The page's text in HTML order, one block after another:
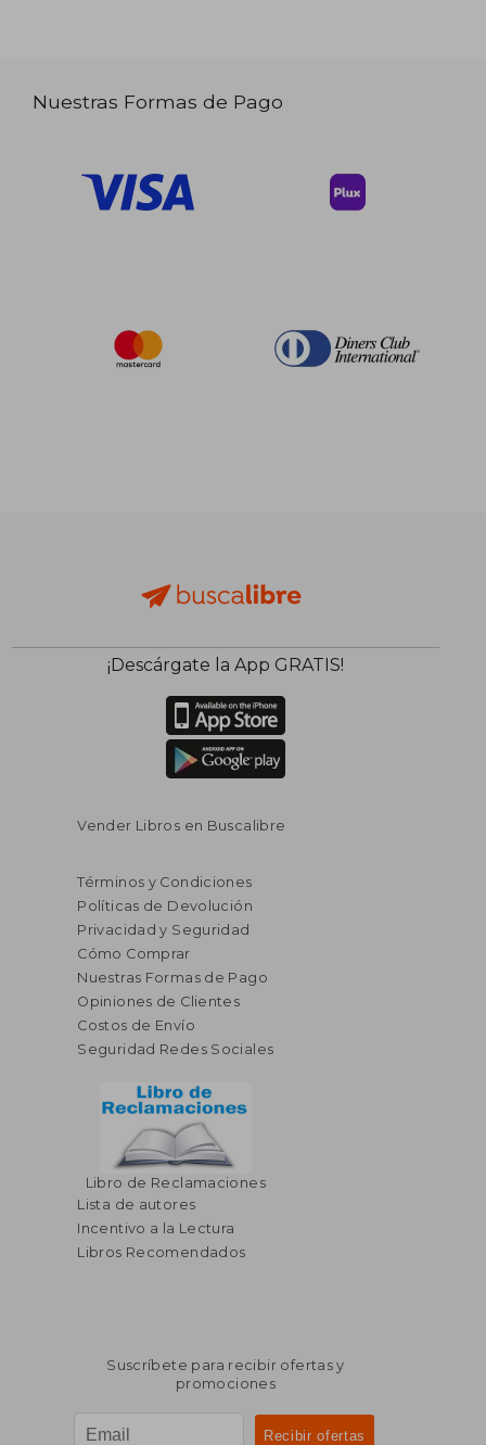
Nuestras Formas de Pago
¡Descárgate la App GRATIS!
Vender Libros en Buscalibre
Términos y Condiciones
Políticas de Devolución
Privacidad y Seguridad
Cómo Comprar
Nuestras Formas de Pago
Opiniones de Clientes
Costos de Envío
Seguridad Redes Sociales
Libro de Reclamaciones
Lista de autores
Incentivo a la Lectura
Libros Recomendados
Suscríbete para recibir ofertas y
promociones